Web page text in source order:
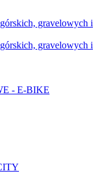
- E-BIKE